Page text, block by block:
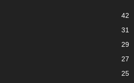
42
31
29
27
25